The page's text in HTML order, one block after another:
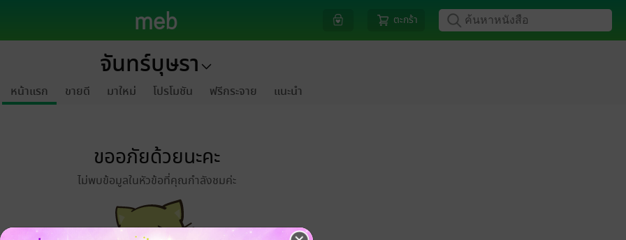
ตะกร้า
จันทร์บุษรา
หน้าแรก ขายดี มาใหม่ โปรโมชัน ฟรีกระจาย แนะนำ
ขออภัยด้วยนะคะ
ไม่พบข้อมูลในหัวข้อที่คุณกำลังชมค่ะ